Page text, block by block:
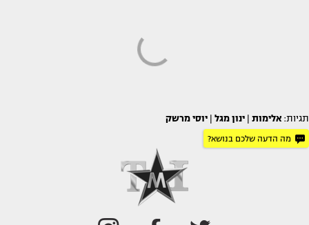
תגיות: אלימות ינון מגל יוסי מרשק
מה הדעה שלכם בנושא?